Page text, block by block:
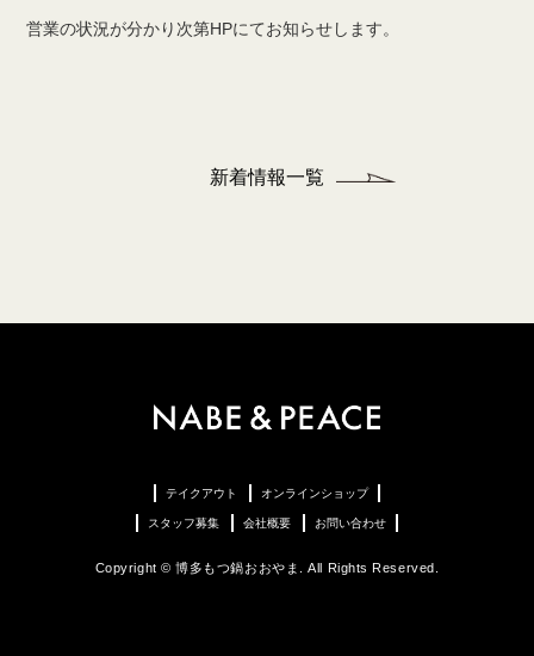
営業の状況が分かり次第HPにてお知らせします。
新着情報一覧
テイクアウト オンラインショップ
スタッフ募集 会社概要 お問い合わせ
Copyright © 博多もつ鍋おおやま. All Rights Reserved.